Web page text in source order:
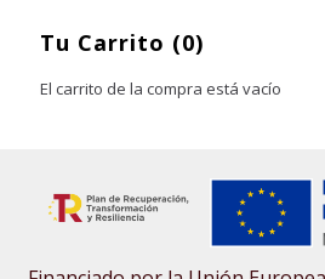
Tu Carrito (0)
El carrito de la compra está vacío